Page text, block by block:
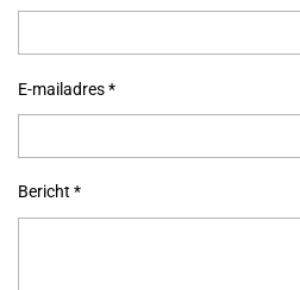
E-mailadres *
Bericht *